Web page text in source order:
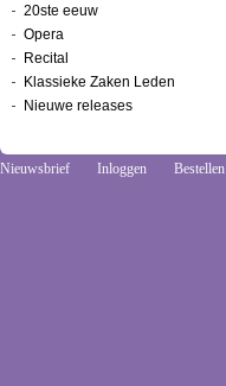
20ste eeuw
Opera
Recital
Klassieke Zaken Leden
Nieuwe releases
Nieuwsbrief Inloggen Bestellen